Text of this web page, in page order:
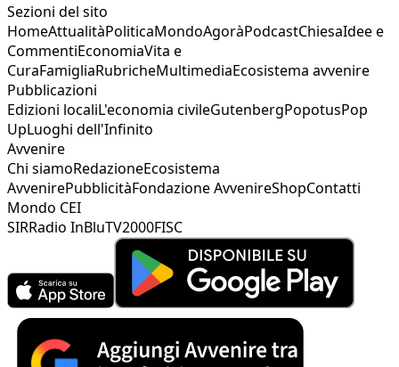
Sezioni del sito
HomeAttualitàPoliticaMondoAgoràPodcastChiesaIdee e
CommentiEconomiaVita e
CuraFamigliaRubricheMultimediaEcosistema avvenire
Pubblicazioni
Edizioni localiL'economia civileGutenbergPopotusPop
UpLuoghi dell'Infinito
Avvenire
Chi siamoRedazioneEcosistema
AvvenirePubblicitàFondazione AvvenireShopContatti
Mondo CEI
SIRRadio InBluTV2000FISC